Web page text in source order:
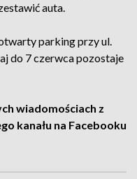
auta.
parking przy ul.
do 7 czerwca pozostaje
wiadomościach z
kanału na Facebooku